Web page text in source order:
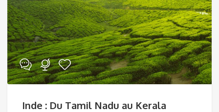
Inde : Du Tamil Nadu au Kerala